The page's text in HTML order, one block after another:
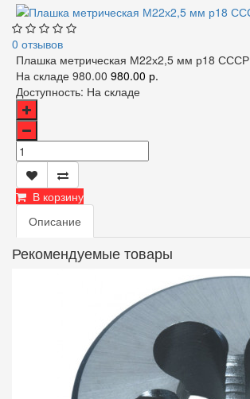
0 отзывов
Плашка метрическая М22х2,5 мм р18 СССР
На складе 980.00 980.00 р.
Доступность: На складе
В корзину
Описание
Рекомендуемые товары